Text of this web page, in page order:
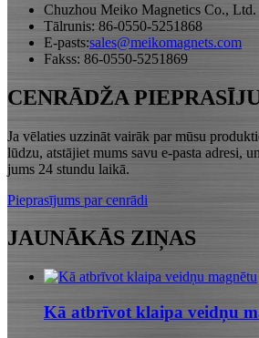
Chuzhou Meiko Magnetics Co., Ltd.
Tālrunis: 86-0550-5251868
E-pasts:sales@meikomagnets.com
Fakss: 86-0550-5251869
CENRĀDŽA
Ja vēlaties uzzināt vairāk par mūsu
lūdzu, atstājiet mums savu e-pasta adresi,
jums 24 stundu laikā.
Pieprasījums par cenrādi
JAUNĀKĀS ZIŅAS
Kā atbrīvot klaipa veidņu